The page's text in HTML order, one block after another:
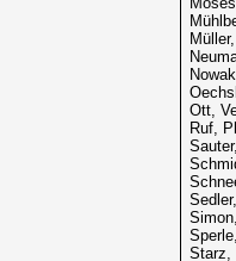
Ott,
Ruf,
Starz,